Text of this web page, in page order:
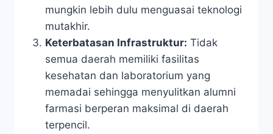
mungkin lebih dulu menguasai teknologi
mutakhir.
Keterbatasan Infrastruktur: Tidak
semua daerah memiliki fasilitas
kesehatan dan laboratorium yang
memadai sehingga menyulitkan alumni
farmasi berperan maksimal di daerah
terpencil.